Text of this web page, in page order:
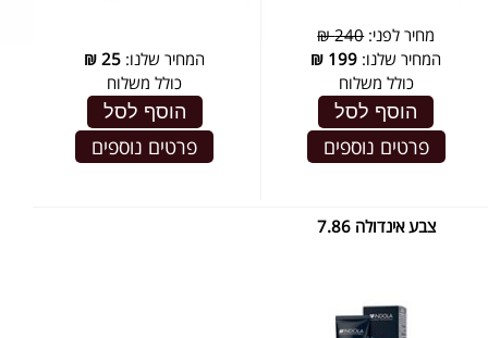
מחיר לפני:240 ₪
המחיר שלנו: 199
₪
כולל משלוח
הוסף לסל
פרטים נוספים
המחיר שלנו: 25
₪
כולל משלוח
הוסף לסל
פרטים נוספים
צבע אינדולה 7.86